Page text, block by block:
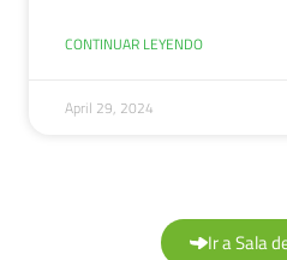
CONTINUAR LEYENDO
April 29, 2024
Ir a Sala